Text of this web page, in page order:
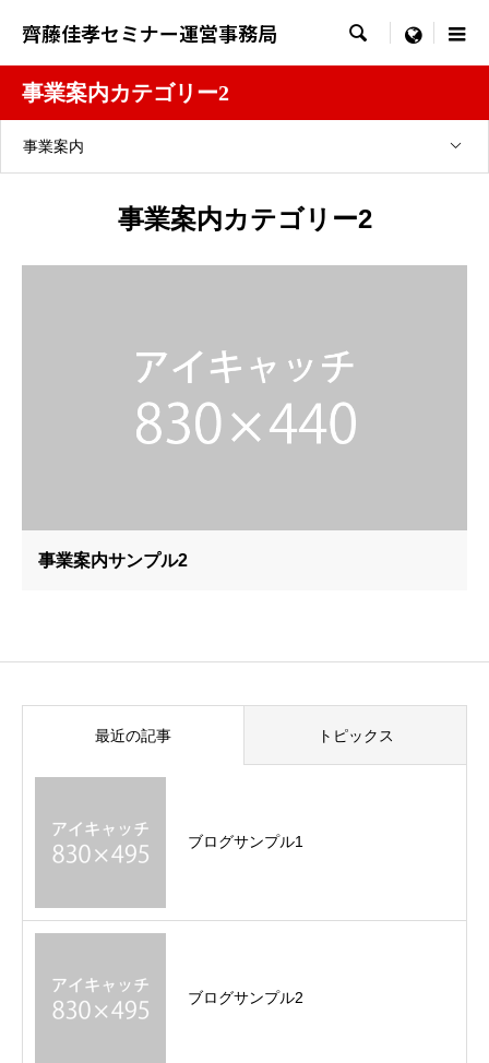
齊藤佳孝セミナー運営事務局  menu
事業案内カテゴリー2
事業案内
事業案内カテゴリー2
事業案内サンプル2
最近の記事 トピックス
ブログサンプル1
ブログサンプル2